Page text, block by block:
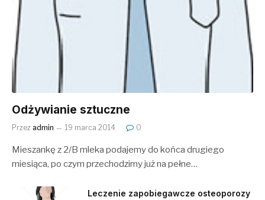
Odżywianie sztuczne
Przez admin 19 marca 2014 0
Mieszankę z 2/B mleka podajemy do końca drugiego
miesiąca, po czym przechodzimy już na pełne…
Leczenie zapobiegawcze osteoporozy